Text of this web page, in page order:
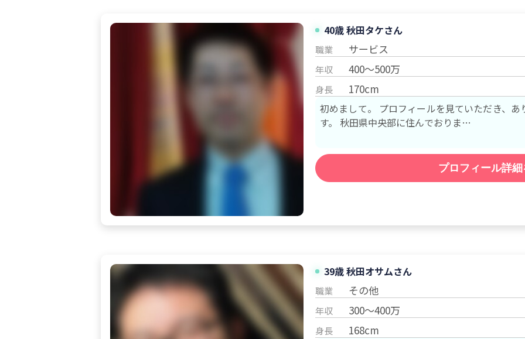
40歳 秋田タケさん
職業 サービス
年収 400～500万
身長 170cm
初めまして。 プロフィールを見ていただき、
す。 秋田県中央部に住んでおりま…
プロフィール詳
39歳 秋田オサムさん
職業 その他
年収 300～400万
身長 168cm